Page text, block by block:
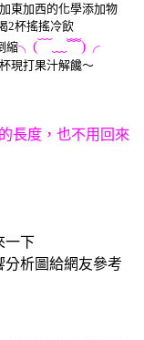
東加西的化學添加物
2杯搖搖冷飲
縮╮(﹋﹏﹌)╭
現打果汁解饞～
長度，也不用回來
一下
析圖給網友參考